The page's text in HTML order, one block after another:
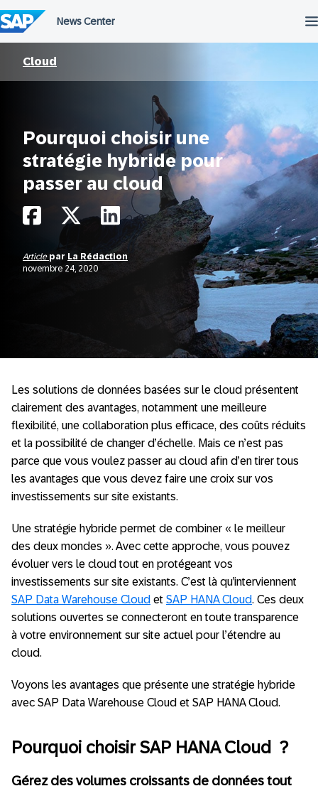
au
contenu
Cloud
Pourquoi choisir une
stratégie hybride pour
passer au cloud
Article par La Rédaction
novembre 24, 2020
Les solutions de données basées sur le cloud présentent
clairement des avantages, notamment une meilleure
flexibilité, une collaboration plus efficace, des coûts réduits
et la possibilité de changer d’échelle. Mais ce n’est pas
parce que vous voulez passer au cloud afin d’en tirer tous
les avantages que vous devez faire une croix sur vos
investissements sur site existants.
Une stratégie hybride permet de combiner « le meilleur
des deux mondes ». Avec cette approche, vous pouvez
évoluer vers le cloud tout en protégeant vos
investissements sur site existants. C’est là qu’interviennent
SAP Data Warehouse Cloud et SAP HANA Cloud. Ces deux
solutions ouvertes se connecteront en toute transparence
à votre environnement sur site actuel pour l’étendre au
cloud.
Voyons les avantages que présente une stratégie hybride
avec SAP Data Warehouse Cloud et SAP HANA Cloud.
Pourquoi choisir SAP HANA Cloud ?
Gérez des volumes croissants de données tout